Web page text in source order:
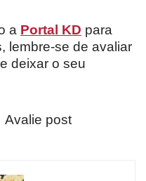
a Portal KD para
lembre-se de avaliar
deixar o seu
Avalie post